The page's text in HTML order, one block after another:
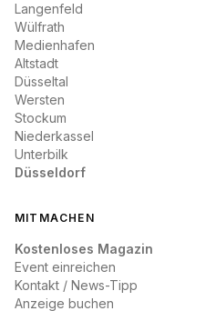
Langenfeld
Wülfrath
Medienhafen
Altstadt
Düsseltal
Wersten
Stockum
Niederkassel
Unterbilk
Düsseldorf
MITMACHEN
Kostenloses Magazin
Event einreichen
Kontakt / News-Tipp
Anzeige buchen